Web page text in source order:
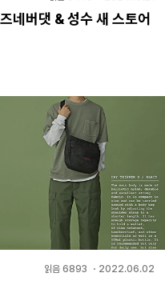
네버댓 & 성수 새 스토어
읽음 6893 ・ 2022.06.02